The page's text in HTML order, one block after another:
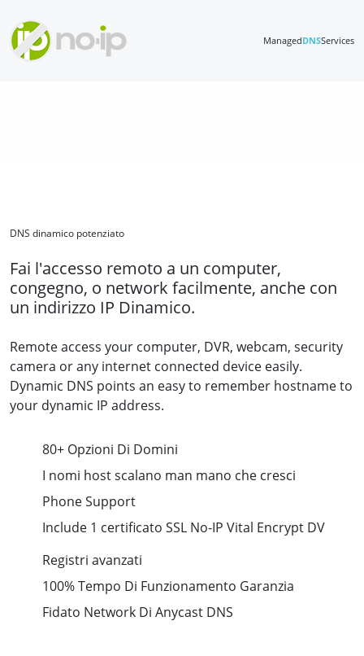
ManagedDNSServices
DNS dinamico potenziato
Fai l'accesso remoto a un computer,
congegno, o network facilmente, anche con
un indirizzo IP Dinamico.
Remote access your computer, DVR, webcam, security
camera or any internet connected device easily.
Dynamic DNS points an easy to remember hostname to
your dynamic IP address.
80+ Opzioni Di Domini
I nomi host scalano man mano che cresci
Phone Support
Include 1 certificato SSL No-IP Vital Encrypt DV
Registri avanzati
100% Tempo Di Funzionamento Garanzia
Fidato Network Di Anycast DNS